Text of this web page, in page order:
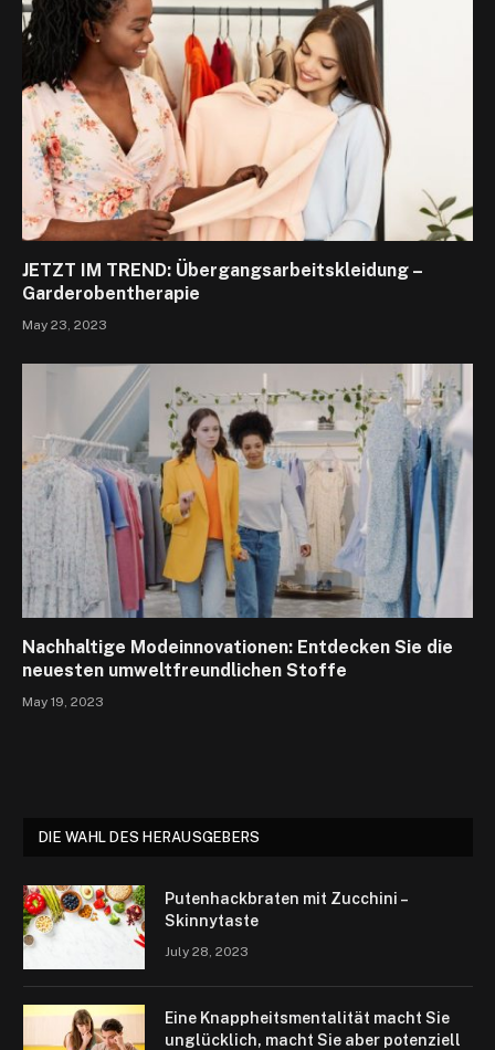
JETZT IM TREND: Übergangsarbeitskleidung –
Garderobentherapie
May 23, 2023
Nachhaltige Modeinnovationen: Entdecken Sie die
neuesten umweltfreundlichen Stoffe
May 19, 2023
DIE WAHL DES HERAUSGEBERS
Putenhackbraten mit Zucchini –
Skinnytaste
July 28, 2023
Eine Knappheitsmentalität macht Sie
unglücklich, macht Sie aber potenziell